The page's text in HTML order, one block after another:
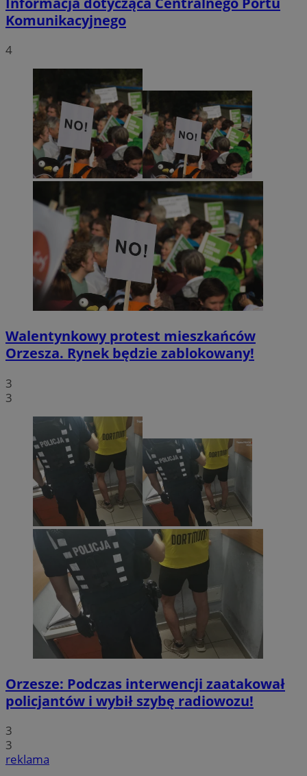
Komunikacyjnego
4
Walentynkowy protest mieszkańców
Orzesza. Rynek będzie zablokowany!
3
3
Orzesze: Podczas interwencji zaatakował
policjantów i wybił szybę radiowozu!
3
3
reklama